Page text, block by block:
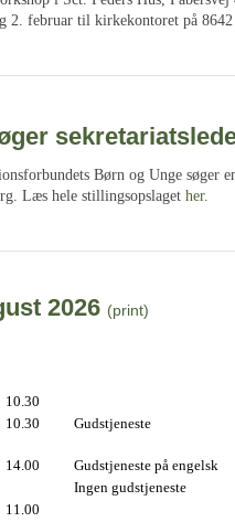
2. februar til kirkekontoret på 8642
Børn og Unge søger
Læs hele stillingsopslaget her.
2026 (print)
10.30
10.30 Gudstjeneste
14.00
Gudstjeneste på engelsk
Ingen gudstjeneste
11.00